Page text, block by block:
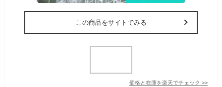
この商品をサイトでみる
価格と在庫を楽天でチェック >>